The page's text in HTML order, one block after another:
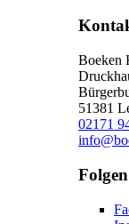
Boeken
51381
02171